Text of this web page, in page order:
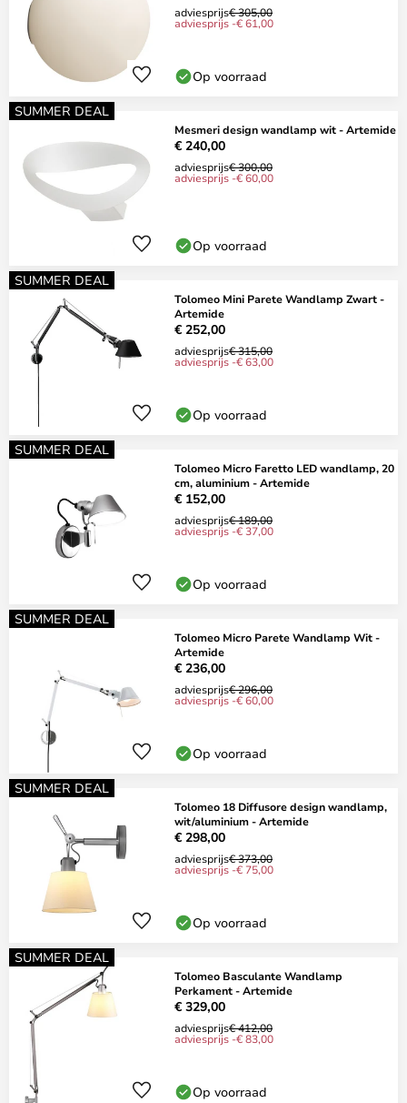
adviesprijs€ 305,00
adviesprijs -€ 61,00
Op voorraad
SUMMER DEAL
Mesmeri design wandlamp wit - Artemide
€ 240,00
adviesprijs€ 300,00
adviesprijs -€ 60,00
Op voorraad
SUMMER DEAL
Tolomeo Mini Parete Wandlamp Zwart -
Artemide
€ 252,00
adviesprijs€ 315,00
adviesprijs -€ 63,00
Op voorraad
SUMMER DEAL
Tolomeo Micro Faretto LED wandlamp, 20
cm, aluminium - Artemide
€ 152,00
adviesprijs€ 189,00
adviesprijs -€ 37,00
Op voorraad
SUMMER DEAL
Tolomeo Micro Parete Wandlamp Wit -
Artemide
€ 236,00
adviesprijs€ 296,00
adviesprijs -€ 60,00
Op voorraad
SUMMER DEAL
Tolomeo 18 Diffusore design wandlamp,
wit/aluminium - Artemide
€ 298,00
adviesprijs€ 373,00
adviesprijs -€ 75,00
Op voorraad
SUMMER DEAL
Tolomeo Basculante Wandlamp
Perkament - Artemide
€ 329,00
adviesprijs€ 412,00
adviesprijs -€ 83,00
Op voorraad